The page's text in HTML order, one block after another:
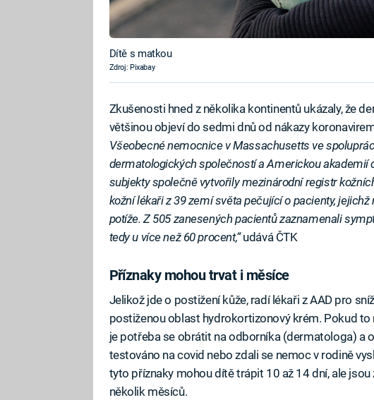
Dítě s matkou
Zdroj: Pixabay
Zkušenosti hned z několika kontinentů ukázaly, že
většinou objeví do sedmi dnů od nákazy
Všeobecné nemocnice v Massachusetts ve
dermatologických společností a Americkou akademií
subjekty společně vytvořily mezinárodní registr
kožní lékaři z 39 zemí světa pečující o pacienty,
potíže. Z 505 zanesených pacientů zaznamenali
tedy u více než 60 procent,“udává ČTK
Příznaky mohou trvat i měsíce
Jelikož jde o postižení kůže, radí lékaři z AAD pro
postiženou oblast hydrokortizonový krém. Pokud to
je potřeba se obrátit na odborníka (dermatologa) a
testováno na covid nebo zdali se nemoc v rodině
tyto příznaky mohou dítě trápit 10 až 14 dní, ale
několik měsíců.